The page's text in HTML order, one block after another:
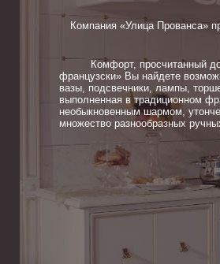
Компания «Улица Прованса»
Комфорт, просчитанный до
французски» Вы найдете
вазы, подсвечники, лампы,
выполненная в традиционном
необыкновенным шармом,
множество разнообразных